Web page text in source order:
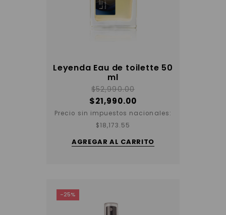
Leyenda Eau de toilette 50
ml
$52,990.00
$21,990.00
Precio sin impuestos nacionales:
$18,173.55
AGREGAR AL CARRITO
-25%